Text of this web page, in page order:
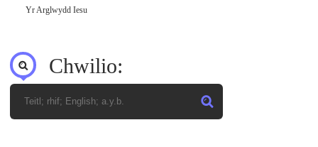
Yr Arglwydd Iesu
Chwilio: